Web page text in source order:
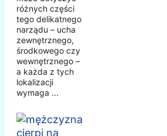
różnych części
tego delikatnego
narządu – ucha
zewnętrznego,
środkowego czy
wewnętrznego –
a każda z tych
lokalizacji
wymaga ...